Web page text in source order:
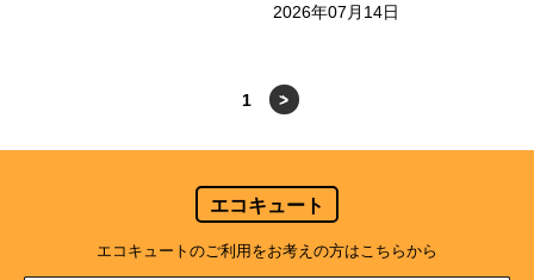
2026年07月14日
1 >
エコキュート
エコキュートのご利用をお考えの方はこちらから